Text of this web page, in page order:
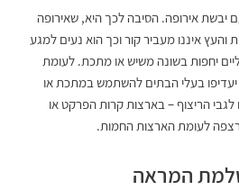
יבשת אירופה. הסיבה לכך היא, שאירופה
איננו מעביר קור וכך הוא נעים למגע
יחפות בשונה משיש או מתכת. לעומת
בעלי הבתים להשתמש במתכת או
הריצוף – בארצות קרות הפרקט או
לעומת הארצות החמות.
המראה